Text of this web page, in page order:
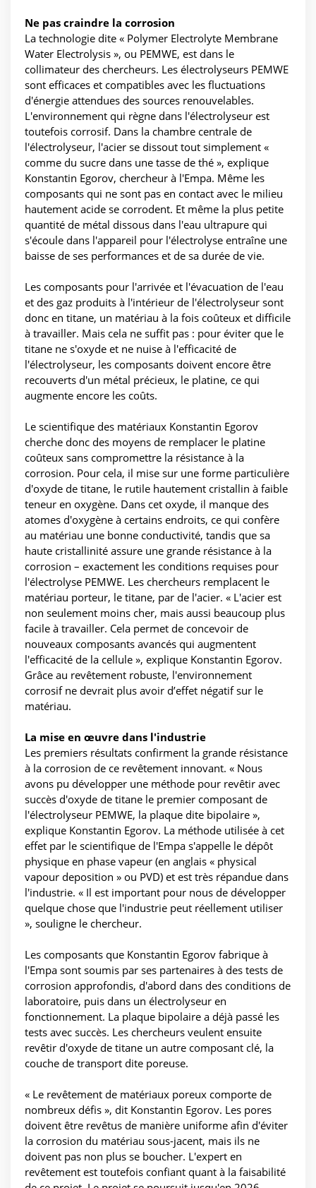
Ne pas craindre la corrosion
La technologie dite « Polymer Electrolyte Membrane
Water Electrolysis », ou PEMWE, est dans le
collimateur des chercheurs. Les électrolyseurs PEMWE
sont efficaces et compatibles avec les fluctuations
d'énergie attendues des sources renouvelables.
L'environnement qui règne dans l'électrolyseur est
toutefois corrosif. Dans la chambre centrale de
l'électrolyseur, l'acier se dissout tout simplement «
comme du sucre dans une tasse de thé », explique
Konstantin Egorov, chercheur à l'Empa. Même les
composants qui ne sont pas en contact avec le milieu
hautement acide se corrodent. Et même la plus petite
quantité de métal dissous dans l'eau ultrapure qui
s'écoule dans l'appareil pour l'électrolyse entraîne une
baisse de ses performances et de sa durée de vie.
Les composants pour l'arrivée et l'évacuation de l'eau
et des gaz produits à l'intérieur de l'électrolyseur sont
donc en titane, un matériau à la fois coûteux et difficile
à travailler. Mais cela ne suffit pas : pour éviter que le
titane ne s'oxyde et ne nuise à l'efficacité de
l'électrolyseur, les composants doivent encore être
recouverts d'un métal précieux, le platine, ce qui
augmente encore les coûts.
Le scientifique des matériaux Konstantin Egorov
cherche donc des moyens de remplacer le platine
coûteux sans compromettre la résistance à la
corrosion. Pour cela, il mise sur une forme particulière
d'oxyde de titane, le rutile hautement cristallin à faible
teneur en oxygène. Dans cet oxyde, il manque des
atomes d'oxygène à certains endroits, ce qui confère
au matériau une bonne conductivité, tandis que sa
haute cristallinité assure une grande résistance à la
corrosion – exactement les conditions requises pour
l'électrolyse PEMWE. Les chercheurs remplacent le
matériau porteur, le titane, par de l'acier. « L'acier est
non seulement moins cher, mais aussi beaucoup plus
facile à travailler. Cela permet de concevoir de
nouveaux composants avancés qui augmentent
l'efficacité de la cellule », explique Konstantin Egorov.
Grâce au revêtement robuste, l'environnement
corrosif ne devrait plus avoir d’effet négatif sur le
matériau.
La mise en œuvre dans l'industrie
Les premiers résultats confirment la grande résistance
à la corrosion de ce revêtement innovant. « Nous
avons pu développer une méthode pour revêtir avec
succès d'oxyde de titane le premier composant de
l'électrolyseur PEMWE, la plaque dite bipolaire »,
explique Konstantin Egorov. La méthode utilisée à cet
effet par le scientifique de l'Empa s'appelle le dépôt
physique en phase vapeur (en anglais « physical
vapour deposition » ou PVD) et est très répandue dans
l'industrie. « Il est important pour nous de développer
quelque chose que l'industrie peut réellement utiliser
», souligne le chercheur.
Les composants que Konstantin Egorov fabrique à
l'Empa sont soumis par ses partenaires à des tests de
corrosion approfondis, d'abord dans des conditions de
laboratoire, puis dans un électrolyseur en
fonctionnement. La plaque bipolaire a déjà passé les
tests avec succès. Les chercheurs veulent ensuite
revêtir d'oxyde de titane un autre composant clé, la
couche de transport dite poreuse.
« Le revêtement de matériaux poreux comporte de
nombreux défis », dit Konstantin Egorov. Les pores
doivent être revêtus de manière uniforme afin d'éviter
la corrosion du matériau sous-jacent, mais ils ne
doivent pas non plus se boucher. L'expert en
revêtement est toutefois confiant quant à la faisabilité